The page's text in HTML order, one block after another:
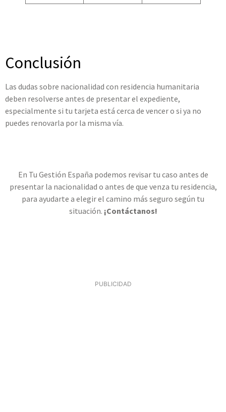
Conclusión
Las dudas sobre nacionalidad con residencia humanitaria
deben resolverse antes de presentar el expediente,
especialmente si tu tarjeta está cerca de vencer o si ya no
puedes renovarla por la misma vía.
En Tu Gestión España podemos revisar tu caso antes de
presentar la nacionalidad o antes de que venza tu residencia,
para ayudarte a elegir el camino más seguro según tu
situación. ¡Contáctanos!
PUBLICIDAD